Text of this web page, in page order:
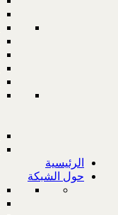
الرئيسية
حول الشبكة